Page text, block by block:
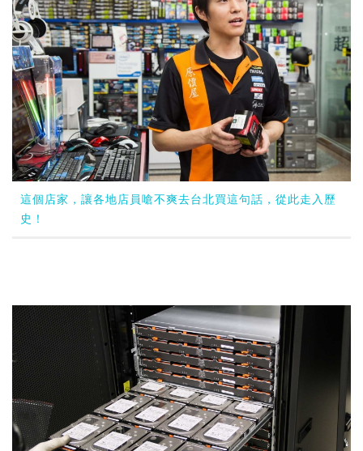
這個店家，讓各地店員嗆不爽去台北買這句話，從此走入歷
史！